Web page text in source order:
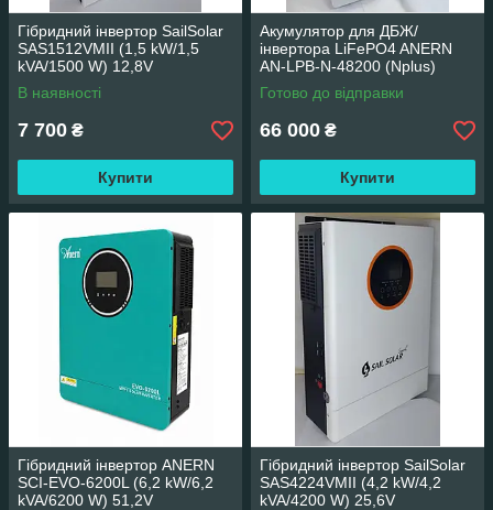
Гібридний інвертор SailSolar
SAS1512VMII (1,5 kW/1,5
kVA/1500 W) 12,8V
В наявності
7 700 ₴
Купити
Акумулятор для ДБЖ/
інвертора LiFePO4 ANERN
AN-LPB-N-48200 (Nplus)
51.2V 200Ah 10.24KWh
10240Wh (BMS200) підлогова
Готово до відправки
66 000 ₴
Купити
Гібридний інвертор ANERN
SCI-EVO-6200L (6,2 kW/6,2
kVA/6200 W) 51,2V
Гібридний інвертор SailSolar
SAS4224VMII (4,2 kW/4,2
kVA/4200 W) 25,6V